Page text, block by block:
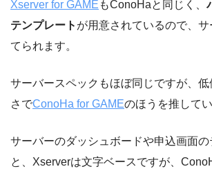
Xserver for GAME もConoHaと同じく、
テンプレート が用意されているので、
てられます。
サーバースペックもほぼ同じですが、低
さでConoHa for GAMEのほうを推してい
サーバーのダッシュボードや申込画面の
と、Xserverは文字ベースですが、